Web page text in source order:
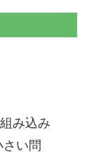
み込み
い問